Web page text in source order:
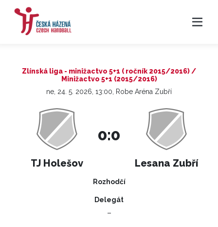
Zlínská liga - minižactvo 5+1 ( ročník 2015/2016) /
Minižactvo 5+1 (2015/2016)
ne, 24. 5. 2026, 13:00, Robe Aréna Zubří
TJ Holešov
0:0
Lesana Zubří
Rozhodčí
Delegát
–